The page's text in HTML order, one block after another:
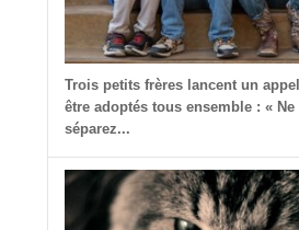
Trois petits frères lancent un
être adoptés tous ensemble : «
séparez...